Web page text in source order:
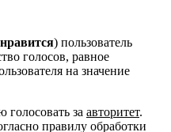
) пользователь
голосов, равное
на значение
голосовать за авторитет.
правилу обработки